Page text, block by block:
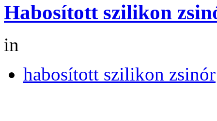
Habosított szilikon
in
habosított szilikon zsinór